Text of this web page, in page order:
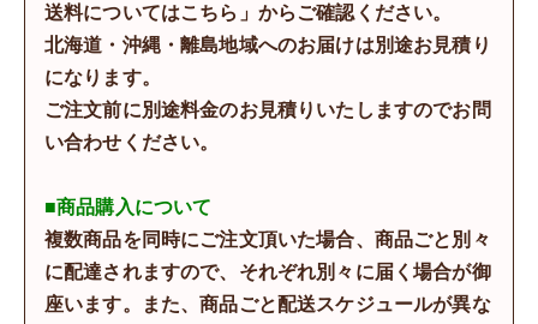
送料についてはこちら」からご確認ください。
北海道・沖縄・離島地域へのお届けは別途お見積り
になります。
ご注文前に別途料金のお見積りいたしますのでお問
い合わせください。
■商品購入について
複数商品を同時にご注文頂いた場合、商品ごと別々
に配達されますので、それぞれ別々に届く場合が御
座います。また、商品ごと配送スケジュールが異な